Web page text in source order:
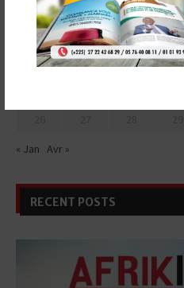
1
5
6 7 8
12
13 14 15
« Jan Avr »
RECENT POSTS